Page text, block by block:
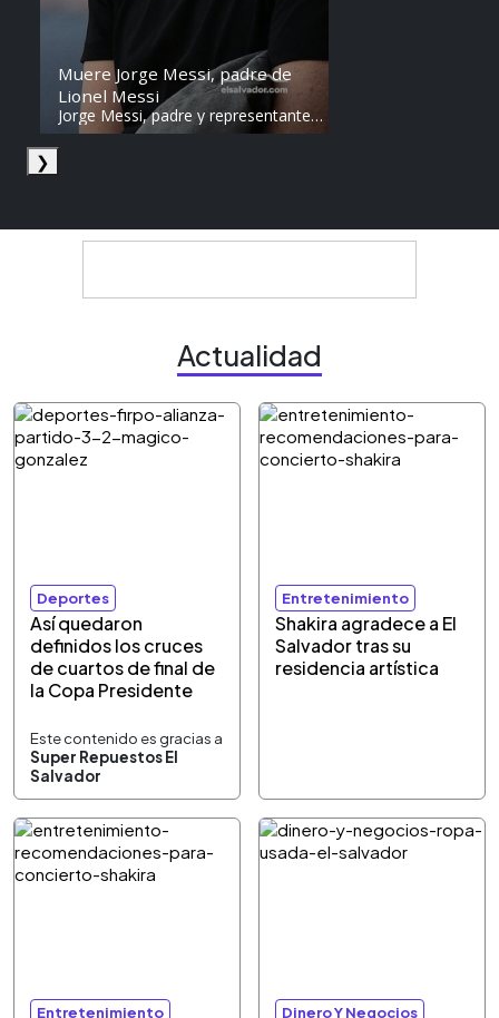
Muere Jorge Messi, padre de
Lionel Messi
Jorge Messi, padre y representante
de Lionel Messi, falleció a los 68
años en Argentina. Fue una figura
❯
Actualidad
Deportes
Así quedaron
definidos los cruces
de cuartos de final de
la Copa Presidente
Este contenido es gracias a
Super Repuestos El
Salvador
Entretenimiento
Shakira agradece a El
Salvador tras su
residencia artística
Entretenimiento Dinero Y Negocios